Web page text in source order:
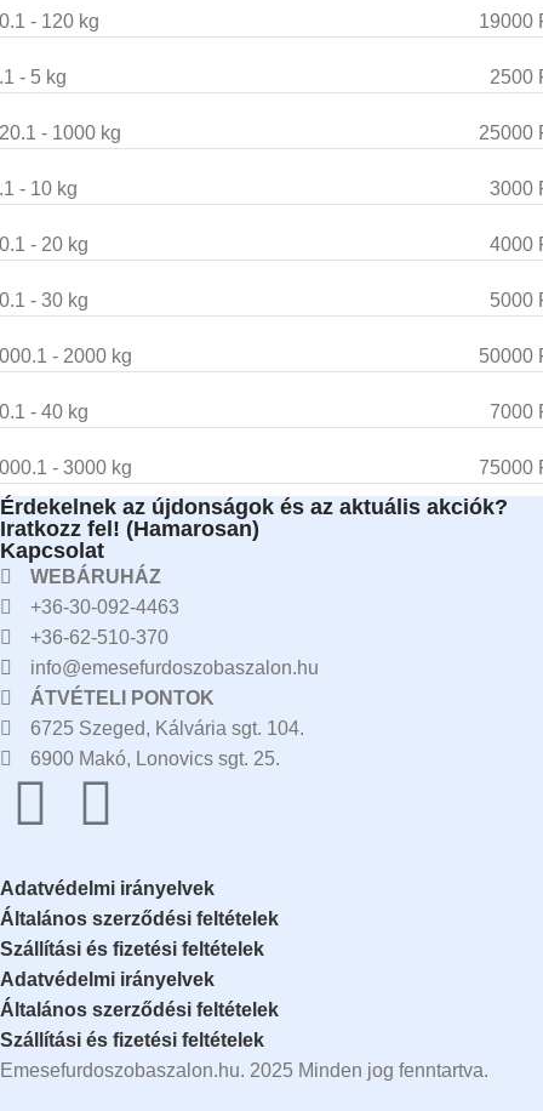
- 120 kg 19000
- 5 kg 2500
- 1000 kg 25000
- 10 kg 3000
- 20 kg 4000
- 30 kg 5000
- 2000 kg 50000
- 40 kg 7000
- 3000 kg 75000
Érdekelnek az újdonságok és az aktuális akciók?
Iratkozz fel! (Hamarosan)
Kapcsolat
WEBÁRUHÁZ
+36-30-092-4463
+36-62-510-370
info@emesefurdoszobaszalon.hu
ÁTVÉTELI PONTOK
6725 Szeged, Kálvária sgt. 104.​
6900 Makó, Lonovics sgt. 25.
Adatvédelmi irányelvek
Általános szerződési feltételek
Szállítási és fizetési feltételek
Adatvédelmi irányelvek
Általános szerződési feltételek
Szállítási és fizetési feltételek
Emesefurdoszobaszalon.hu. 2025 Minden jog fenntartva.